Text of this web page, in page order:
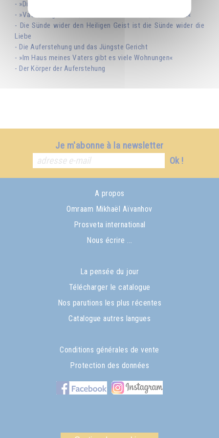
- »Die höchste Zuflucht«
- »Vater, vergib ihnen, denn sie wissen nicht, was sie tun«
- Die Sünde wider den Heiligen Geist ist die Sünde wider die
Liebe
- Die Auferstehung und das Jüngste Gericht
- »Im Haus meines Vaters gibt es viele Wohnungen«
- Der Körper der Auferstehung
Je m'abonne à la newsletter
Ok !
A propos
Omraam Mikhaël Aïvanhov
Prosveta international
Nous écrire ...
La pensée du jour
Télécharger le catalogue
Nos parutions les plus récentes
Catalogue autres langues
Conditions générales de vente
Protection des données